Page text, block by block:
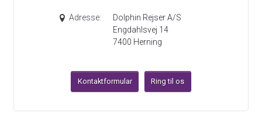
Adresse:
Dolphin Rejser A/S
Engdahlsvej 14
7400 Herning
Kontaktformular Ring til os